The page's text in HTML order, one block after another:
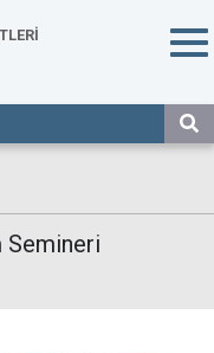
Semineri